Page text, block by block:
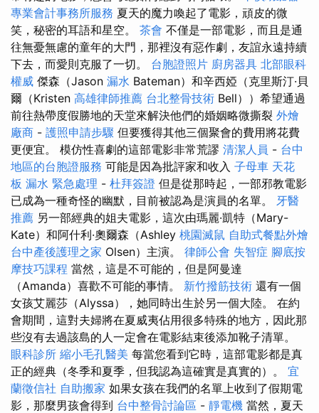
專業會計事務所服務 夏天的魔力喚起了電影，頑皮的微
笑，秘密的耳語和星空。 茶會 不僅是一部電影，而且是通
往無憂無慮的童年的大門，那裡沒有惡作劇，友誼永遠持續
下去，而愛則克服了一切。 台胞證照片 廚房器具 北部眼科
權威 傑森（Jason 漏水 Bateman）和辛西婭（克里斯汀·貝
爾（Kristen 高雄律師推薦 台北整骨技術 Bell））希望通過
前往熱帶度假勝地的天堂來解決他們的婚姻略微撕裂 外燴
廠商 - 護照申請步驟 但要獲得其他三個聚會的費用將花費
更便宜。 模仿性喜劇的這部電影非常荒謬 清潔人員 - 台中
地區的台胞證服務 可能是因為批評家和收入 子母車 天花
板 漏水 緊急處理 - 杜拜簽證 但是從那時起，一部邪教電影
已成為一種奇怪的幽默，目前被認為是演員的名單。 牙醫
推薦 另一部經典的姐夫電影，這次由瑪麗·凱特（Mary-
Kate）和阿什利·奧爾森（Ashley 桃園滅鼠 自助式餐點外燴
台中產後護理之家 Olsen）主演。 律師公會 失智症 腳底按
摩技巧課程 當然，這是不可能的，但是阿曼達
（Amanda）喜歡不可能的事情。 新竹撥筋技術 還有一個
女孩艾麗莎（Alyssa），她同時出生於另一個大陸。 在約
會期間，這對夫婦將在夏威夷佔用很多特殊的地方，因此那
些沒有去過該島的人一定會在電影結束後添加靴子清單。
眼科診所 縮小毛孔醫美 每當您看到它時，這部電影都是真
正的經典（冬季和夏季，但我認為這確實是真實的）。 宜
蘭徵信社 自助搬家 如果女孩在我們的名單上收到了假期電
影，那麼男孩會得到 台中整骨討論區 - 靜電機 當然，夏天